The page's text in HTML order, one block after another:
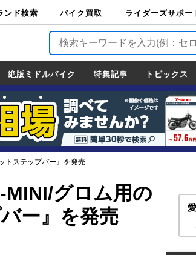
ンド検索 バイク買取
バイク買取
ライダーズサポー
ライダーズサポート
TOP
バイク輸送
バイクガレージライ
フ
バイク車両保険
ロードサービス
バイク試乗
絶版ミドルバイク
絶版ミドルバイク
一覧
ホンダ
ヤマハ
スズキ
カワサキ
特集記事 トピックス
トピックス
一覧
ホンダ
ヤマハ
スズキ
カワサキ
ハーレーダ
ビッドソン
BMW
ドゥカティ
トライアン
フ
査隊
グ情報局
50選
りリング
トステップバー』を発売
グロム用の
ー』を発売